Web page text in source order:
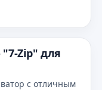
"7-Zip" для
с отличным